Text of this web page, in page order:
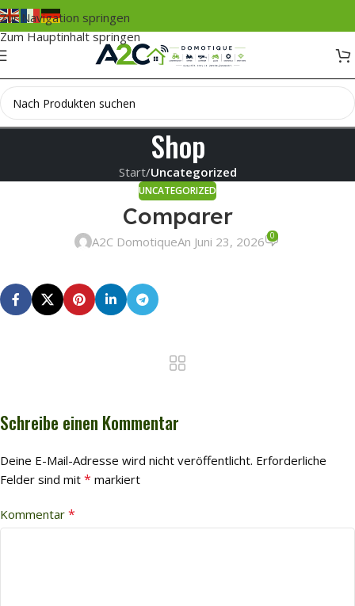
Zur Navigation springen
Zum Hauptinhalt springen
Shop
Start/Uncategorized
UNCATEGORIZED
Comparer
A2C DomotiqueAn Juni 23, 2026 0
Schreibe einen Kommentar
Deine E-Mail-Adresse wird nicht veröffentlicht. Erforderliche
Felder sind mit * markiert
Kommentar *